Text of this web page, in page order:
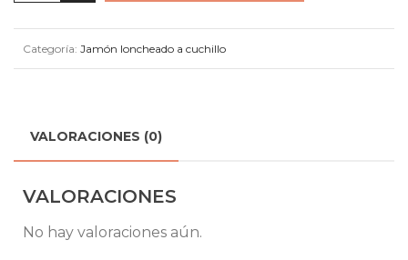
Categoría: Jamón loncheado a cuchillo
VALORACIONES (0)
VALORACIONES
No hay valoraciones aún.